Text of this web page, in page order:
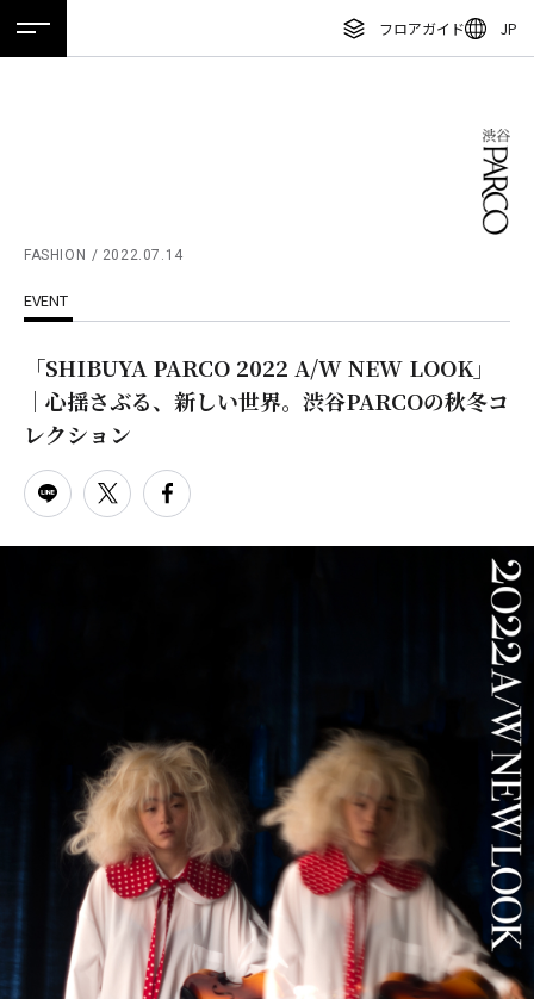
フロアガイド JP
ホーム 特集 ニュース イベント アクセス
ニュース
特集
TAX FREE
DELIVERY SERVICES
ENGLISH
ภาษาไทย
日本語
FASHION 2022.07.14
EVENT
「SHIBUYA PARCO 2022 A/W NEW LOOK」
｜心揺さぶる、新しい世界。渋谷PARCOの秋冬コ
レクション